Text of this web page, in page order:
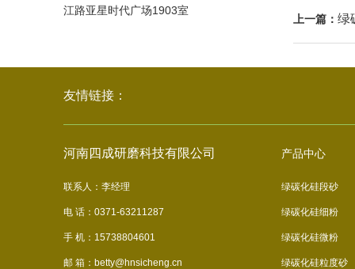
江路亚星时代广场1903室
上一篇： 绿
友情链接：
河南四成研磨科技有限公司
联系人：李经理
电 话：0371-63211287
手 机：15738804601
邮 箱：betty@hnsicheng.cn
产品中心
绿碳化硅段砂
绿碳化硅细粉
绿碳化硅微粉
绿碳化硅粒度砂